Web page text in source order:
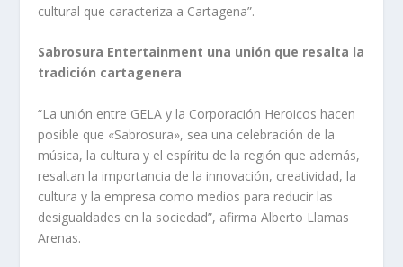
cultural que caracteriza a Cartagena”.
Sabrosura Entertainment una unión que resalta la
tradición cartagenera
“La unión entre GELA y la Corporación Heroicos hacen
posible que «Sabrosura», sea una celebración de la
música, la cultura y el espíritu de la región que además,
resaltan la importancia de la innovación, creatividad, la
cultura y la empresa como medios para reducir las
desigualdades en la sociedad”, afirma Alberto Llamas
Arenas.